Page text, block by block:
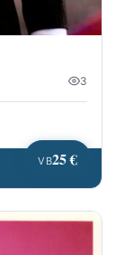
VB25 €
3